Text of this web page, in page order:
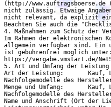
(http://
nicht zulässig. Etwaige
nicht relevant, da explizit
Beachten Sie auch die
4. Maßnahmen zum Schutz
Im Rahmen der elektronischen
allgemein verfügbar sind. Ein
ist gebührenfrei möglich unter:
https://vergabe.vmstart.de/
5. Art und Umfang der
Art der Leistung:	Kauf, Lieferung und Inbetriebnahme von Spezialnadeldruckern FB 251 oder funktionsgleicher
Nachfolgemodelle des
Menge und Umfang:	Kauf, Lieferung und Inbetriebnahme von Spezialnadeldruckern FB 251 oder funktionsgleicher
Nachfolgemodelle des
Name und Anschrift (Ort der Lieferung):	verschiedene Lieferstandorte im Rhein-Neckar-